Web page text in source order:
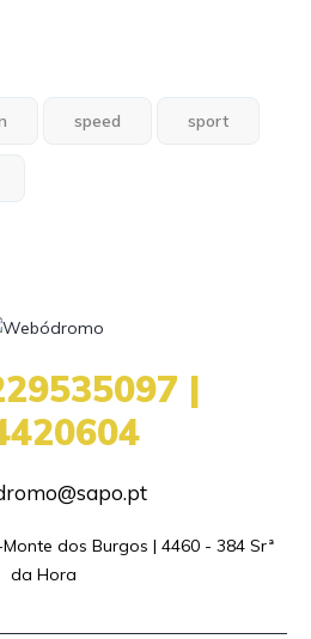
speed sport
|
dos Burgos | 4460 - 384 Srª
da Hora